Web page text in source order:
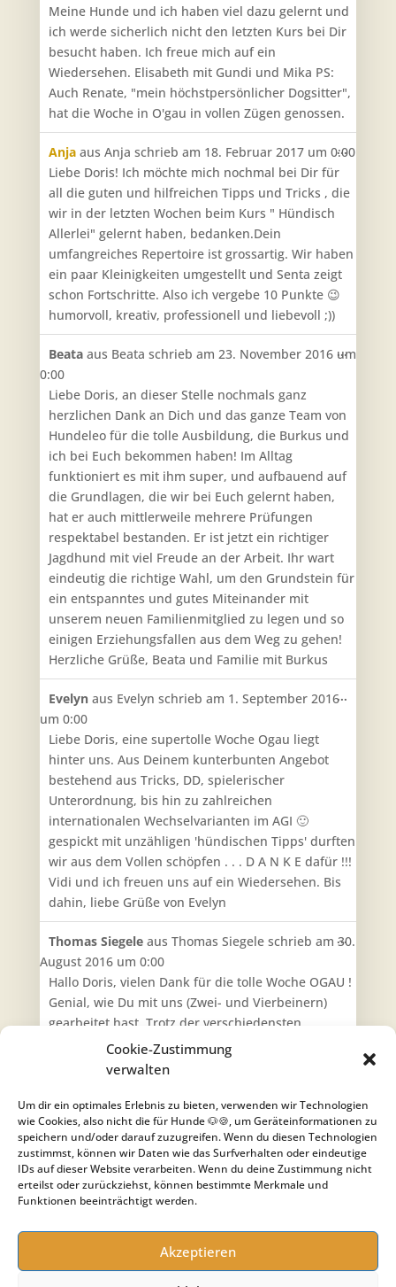
Cookie-Zustimmung
verwalten
Um dir ein optimales Erlebnis zu bieten, verwenden wir Technologien
wie Cookies, also nicht die für Hunde 🐶🍪, um Geräteinformationen zu
speichern und/oder darauf zuzugreifen. Wenn du diesen Technologien
zustimmst, können wir Daten wie das Surfverhalten oder eindeutige
IDs auf dieser Website verarbeiten. Wenn du deine Zustimmung nicht
erteilst oder zurückziehst, können bestimmte Merkmale und
Funktionen beeinträchtigt werden.
Akzeptieren
Meine Hunde und ich haben viel dazu gelernt und
ich werde sicherlich nicht den letzten Kurs bei Dir
besucht haben. Ich freue mich auf ein
Wiedersehen. Elisabeth mit Gundi und Mika PS:
Auch Renate, "mein höchstpersönlicher Dogsitter",
hat die Woche in O'gau in vollen Zügen genossen.
Anja aus Anja schrieb am 18. Februar 2017 um 0:00
Liebe Doris! Ich möchte mich nochmal bei Dir für
all die guten und hilfreichen Tipps und Tricks , die
wir in der letzten Wochen beim Kurs " Hündisch
Allerlei" gelernt haben, bedanken.Dein
umfangreiches Repertoire ist grossartig. Wir haben
ein paar Kleinigkeiten umgestellt und Senta zeigt
schon Fortschritte. Also ich vergebe 10 Punkte 😉
humorvoll, kreativ, professionell und liebevoll ;))
...Diese
Beata aus Beata schrieb am 23. November 2016 um
0:00
Liebe Doris, an dieser Stelle nochmals ganz
herzlichen Dank an Dich und das ganze Team von
Hundeleo für die tolle Ausbildung, die Burkus und
ich bei Euch bekommen haben! Im Alltag
funktioniert es mit ihm super, und aufbauend auf
die Grundlagen, die wir bei Euch gelernt haben,
hat er auch mittlerweile mehrere Prüfungen
respektabel bestanden. Er ist jetzt ein richtiger
Jagdhund mit viel Freude an der Arbeit. Ihr wart
eindeutig die richtige Wahl, um den Grundstein für
ein entspanntes und gutes Miteinander mit
unserem neuen Familienmitglied zu legen und so
einigen Erziehungsfallen aus dem Weg zu gehen!
Herzliche Grüße, Beata und Familie mit Burkus
...Diese
Evelyn aus Evelyn schrieb am 1. September 2016
um 0:00
Liebe Doris, eine supertolle Woche Ogau liegt
hinter uns. Aus Deinem kunterbunten Angebot
bestehend aus Tricks, DD, spielerischer
Unterordnung, bis hin zu zahlreichen
internationalen Wechselvarianten im AGI 🙂
gespickt mit unzähligen 'hündischen Tipps' durften
wir aus dem Vollen schöpfen . . . D A N K E dafür !!!
Vidi und ich freuen uns auf ein Wiedersehen. Bis
dahin, liebe Grüße von Evelyn
...
Thomas Siegele aus Thomas Siegele schrieb am 30.
August 2016 um 0:00
Hallo Doris, vielen Dank für die tolle Woche OGAU !
Genial, wie Du mit uns (Zwei- und Vierbeinern)
gearbeitet hast. Trotz der verschiedensten
Vorkenntnisse/Bildungsstände am Leinenanfang
und Leinenende hast Du für jeden ein optimales
gemacht und deshalb freuen wir uns schon wieder
auf ein Wiedersehen. Thomas, Susanne und Wallis
...Diese
Navigation
der
← 1 2